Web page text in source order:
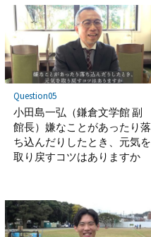
Question05
小田島一弘（鎌倉文学館 副
館長）嫌なことがあったり落
ち込んだりしたとき、元気を
取り戻すコツはありますか